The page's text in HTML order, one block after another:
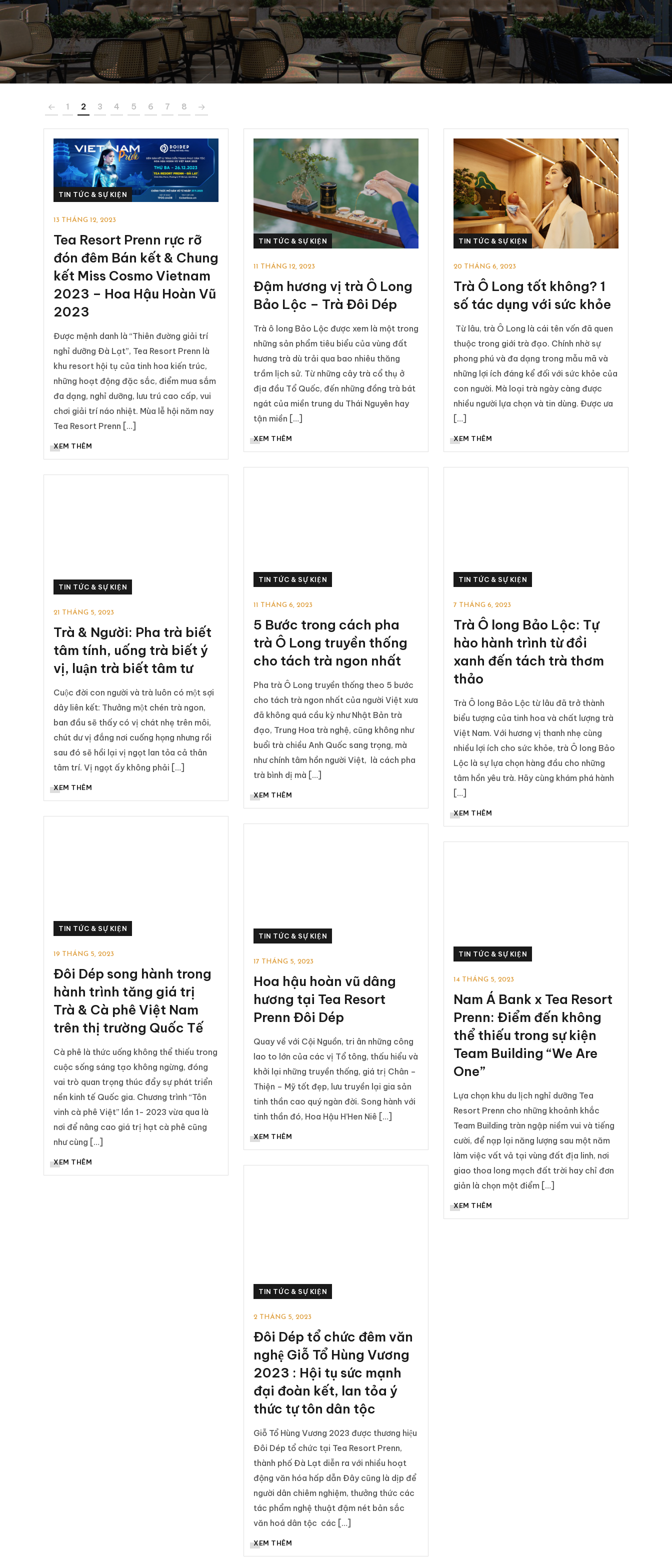
TIN TỨC & SỰ KIỆN
13 THÁNG 12, 2023
Tea Resort Prenn rực rỡ
đón đêm Bán kết & Chung
kết Miss Cosmo Vietnam
2023 – Hoa Hậu Hoàn Vũ
2023
Được mệnh danh là “Thiên đường giải trí
nghỉ dưỡng Đà Lạt”, Tea Resort Prenn là
khu resort hội tụ của tinh hoa kiến trúc,
những hoạt động đặc sắc, điểm mua sắm
đa dạng, nghỉ dưỡng, lưu trú cao cấp, vui
chơi giải trí náo nhiệt. Mùa lễ hội năm nay
Tea Resort Prenn […]
XEM THÊM
TIN TỨC & SỰ KIỆN
11 THÁNG 12, 2023
Đậm hương vị trà Ô Long
Bảo Lộc – Trà Đôi Dép
Trà ô long Bảo Lộc được xem là một trong
những sản phẩm tiêu biểu của vùng đất
hương trà dù trải qua bao nhiêu thăng
trầm lịch sử. Từ những cây trà cổ thụ ở
địa đầu Tổ Quốc, đến những đồng trà bát
ngát của miền trung du Thái Nguyên hay
tận miền […]
XEM THÊM
TIN TỨC & SỰ KIỆN
20 THÁNG 6, 2023
Trà Ô Long tốt không? 1
số tác dụng với sức khỏe
Từ lâu, trà Ô Long là cái tên vốn đã quen
thuộc trong giới trà đạo. Chính nhờ sự
phong phú và đa dạng trong mẫu mã và
những lợi ích đáng kể đối với sức khỏe của
con người. Mà loại trà ngày càng được
nhiều người lựa chọn và tin dùng. Được ưa
[…]
XEM THÊM
TIN TỨC & SỰ KIỆN
11 THÁNG 6, 2023
5 Bước trong cách pha
trà Ô Long truyền thống
cho tách trà ngon nhất
Pha trà Ô Long truyền thống theo 5 bước
cho tách trà ngon nhất của người Việt xưa
đã không quá cầu kỳ như Nhật Bản trà
đạo, Trung Hoa trà nghệ, cũng không như
buổi trà chiều Anh Quốc sang trọng, mà
như chính tâm hồn người Việt, là cách pha
trà bình dị mà […]
XEM THÊM
TIN TỨC & SỰ KIỆN
7 THÁNG 6, 2023
Trà Ô long Bảo Lộc: Tự
hào hành trình từ đồi
xanh đến tách trà thơm
thảo
Trà Ô long Bảo Lộc từ lâu đã trở thành
biểu tượng của tinh hoa và chất lượng trà
Việt Nam. Với hương vị thanh nhẹ cùng
nhiều lợi ích cho sức khỏe, trà Ô long Bảo
Lộc là sự lựa chọn hàng đầu cho những
tâm hồn yêu trà. Hãy cùng khám phá hành
[…]
XEM THÊM
TIN TỨC & SỰ KIỆN
21 THÁNG 5, 2023
Trà & Người: Pha trà biết
tâm tính, uống trà biết ý
vị, luận trà biết tâm tư
Cuộc đời con người và trà luôn có một sợi
dây liên kết: Thưởng một chén trà ngon,
ban đầu sẽ thấy có vị chát nhẹ trên môi,
chút dư vị đắng nơi cuống họng nhưng rồi
sau đó sẽ hồi lại vị ngọt lan tỏa cả thân
tâm trí. Vị ngọt ấy không phải […]
XEM THÊM
TIN TỨC & SỰ KIỆN
19 THÁNG 5, 2023
Đôi Dép song hành trong
hành trình tăng giá trị
Trà & Cà phê Việt Nam
trên thị trường Quốc Tế
Cà phê là thức uống không thể thiếu trong
cuộc sống sáng tạo không ngừng, đóng
vai trò quan trọng thúc đẩy sự phát triển
nền kinh tế Quốc gia. Chương trình “Tôn
vinh cà phê Việt” lần 1- 2023 vừa qua là
nơi để nâng cao giá trị hạt cà phê cũng
như cùng […]
XEM THÊM
TIN TỨC & SỰ KIỆN
17 THÁNG 5, 2023
Hoa hậu hoàn vũ dâng
hương tại Tea Resort
Prenn Đôi Dép
Quay về với Cội Nguồn, tri ân những công
lao to lớn của các vị Tổ tông, thấu hiểu và
khởi lại những truyền thống, giá trị Chân –
Thiện – Mỹ tốt đẹp, lưu truyền lại gia sản
tinh thần cao quý ngàn đời. Song hành với
tinh thần đó, Hoa Hậu H’Hen Niê […]
XEM THÊM
TIN TỨC & SỰ KIỆN
14 THÁNG 5, 2023
Nam Á Bank x Tea Resort
Prenn: Điểm đến không
thể thiếu trong sự kiện
Team Building “We Are
One”
Lựa chọn khu du lịch nghỉ dưỡng Tea
Resort Prenn cho những khoảnh khắc
Team Building tràn ngập niềm vui và tiếng
cười, để nạp lại năng lượng sau một năm
làm việc vất vả tại vùng đất địa linh, nơi
giao thoa long mạch đất trời hay chỉ đơn
giản là chọn một điểm […]
XEM THÊM
TIN TỨC & SỰ KIỆN
2 THÁNG 5, 2023
Đôi Dép tổ chức đêm văn
nghệ Giỗ Tổ Hùng Vương
2023 : Hội tụ sức mạnh
đại đoàn kết, lan tỏa ý
thức tự tôn dân tộc
Giỗ Tổ Hùng Vương 2023 được thương hiệu
Đôi Dép tổ chức tại Tea Resort Prenn,
thành phố Đà Lạt diễn ra với nhiều hoạt
động văn hóa hấp dẫn Đây cũng là dịp để
người dân chiêm nghiệm, thưởng thức các
tác phẩm nghệ thuật đậm nét bản sắc
văn hoá dân tộc các […]
XEM THÊM
1 2 3 4 5 6 7 8